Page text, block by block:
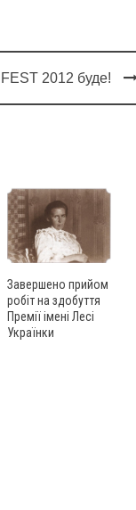
2012 буде!
Завершено прийом
робіт на здобуття
Премії імені Лесі
Українки